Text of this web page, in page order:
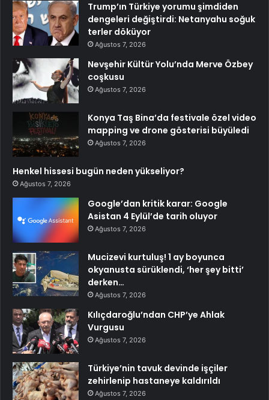
Trump’ın Türkiye yorumu şimdiden
dengeleri değiştirdi: Netanyahu soğuk
terler döküyor
Ağustos 7, 2026
Nevşehir Kültür Yolu’nda Merve Özbey
coşkusu
Ağustos 7, 2026
Konya Taş Bina’da festivale özel video
mapping ve drone gösterisi büyüledi
Ağustos 7, 2026
Henkel hissesi bugün neden yükseliyor?
Ağustos 7, 2026
Google’dan kritik karar: Google
Asistan 4 Eylül’de tarih oluyor
Ağustos 7, 2026
Mucizevi kurtuluş! 1 ay boyunca
okyanusta sürüklendi, ‘her şey bitti’
derken…
Ağustos 7, 2026
Kılıçdaroğlu’ndan CHP’ye Ahlak
Vurgusu
Ağustos 7, 2026
Türkiye’nin tavuk devinde işçiler
zehirlenip hastaneye kaldırıldı
Ağustos 7, 2026